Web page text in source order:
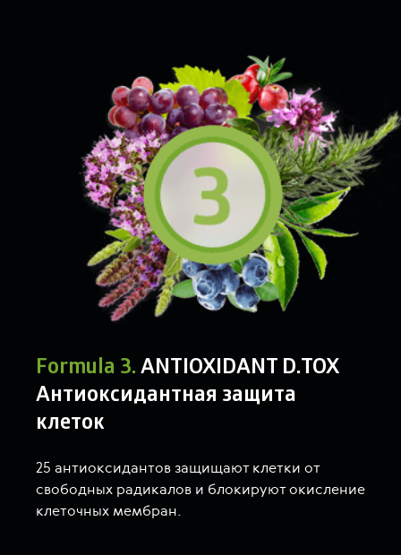
Formula 3. ANTIOXIDANT D.TOX
Антиоксидантная защита
клеток
25 антиоксидантов защищают клетки от
свободных радикалов и блокируют окисление
клеточных мембран.